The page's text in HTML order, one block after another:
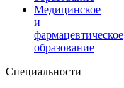
Медицинское
и
фармацевтическое
образование
Специальности